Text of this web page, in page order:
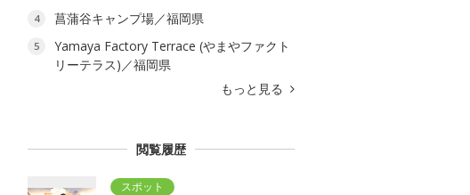
4 菖蒲谷キャンプ場／福岡県
5
Yamaya Factory Terrace (やまやファクト
リーテラス)／福岡県
もっと見る
閲覧履歴